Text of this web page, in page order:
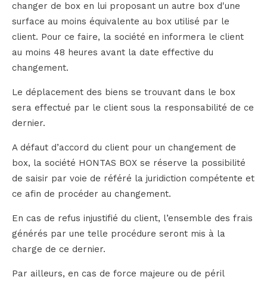
changer de box en lui proposant un autre box d'une
surface au moins équivalente au box utilisé par le
client. Pour ce faire, la société en informera le client
au moins 48 heures avant la date effective du
changement.
Le déplacement des biens se trouvant dans le box
sera effectué par le client sous la responsabilité de ce
dernier.
A défaut d’accord du client pour un changement de
box, la société HONTAS BOX se réserve la possibilité
de saisir par voie de référé la juridiction compétente et
ce afin de procéder au changement.
En cas de refus injustifié du client, l’ensemble des frais
générés par une telle procédure seront mis à la
charge de ce dernier.
Par ailleurs, en cas de force majeure ou de péril